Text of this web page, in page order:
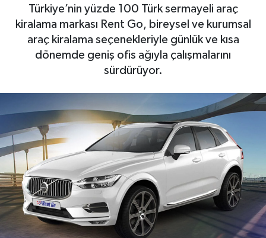
Türkiye’nin yüzde 100 Türk sermayeli araç
kiralama markası Rent Go, bireysel ve kurumsal
araç kiralama seçenekleriyle günlük ve kısa
dönemde geniş ofis ağıyla çalışmalarını
sürdürüyor.
Otovitrin
Asayiş
Gayrimenkul
Spor
Eğitim
Haber Arşivi